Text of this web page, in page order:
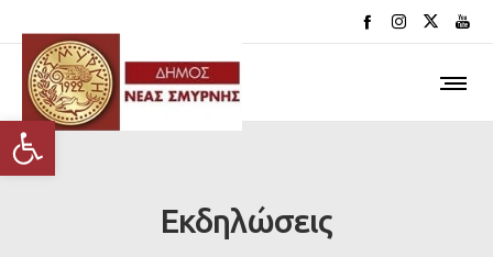
Ανοίξτε τη γραμμή εργαλείων
Εκδηλώσεις